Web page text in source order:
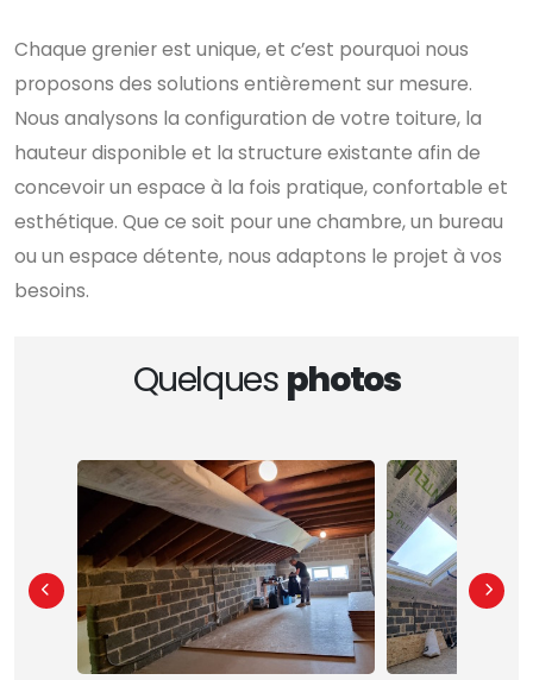
Chaque grenier est unique, et c’est pourquoi nous
proposons des solutions entièrement sur mesure.
Nous analysons la configuration de votre toiture, la
hauteur disponible et la structure existante afin de
concevoir un espace à la fois pratique, confortable et
esthétique. Que ce soit pour une chambre, un bureau
ou un espace détente, nous adaptons le projet à vos
besoins.
Quelques photos